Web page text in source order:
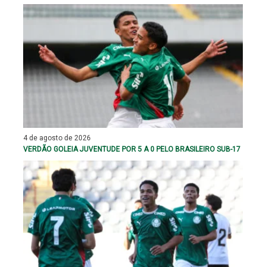
4 de agosto de 2026
VERDÃO GOLEIA JUVENTUDE POR 5 A 0 PELO BRASILEIRO SUB-17